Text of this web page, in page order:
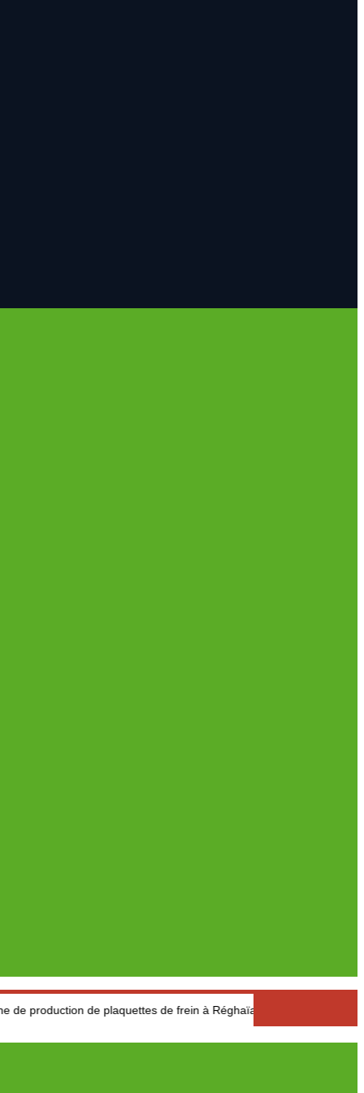
de plaquettes de frein à Réghaïa Pétrole : Le prix du